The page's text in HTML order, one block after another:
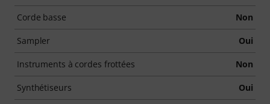
Corde basse Non
Sampler Oui
Instruments à cordes frottées Non
Synthétiseurs Oui